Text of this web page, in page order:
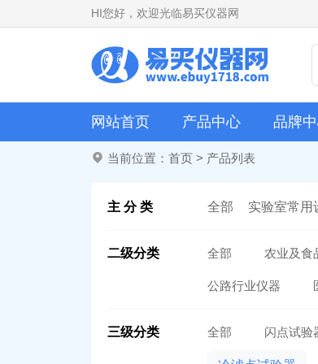
HI您好，欢迎光临易买仪器网
网站首页 产品中心 品牌
当前位置： 首页 > 产品列表
主 分 类 全部 实验室常用
二级分类 全部 农业及食
公路行业仪器
三级分类 全部 闪点试验